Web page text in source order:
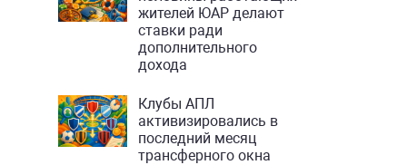
жителей ЮАР делают
ставки ради
дополнительного
дохода
Клубы АПЛ
активизировались в
последний месяц
трансферного окна